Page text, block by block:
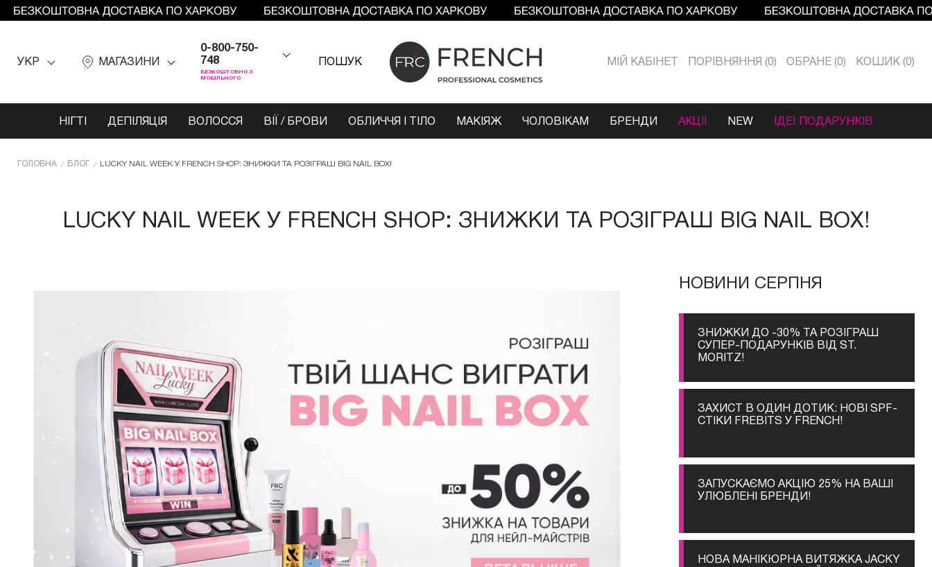
УКР МАГАЗИНИ
0-800-750-
748
БЕЗКОШТОВНО З
МОБІЛЬНОГО
ПОШУК МIЙ КАБIНЕТ ПОРІВНЯННЯ 0 ОБРАНЕ 0 КОШИК 0
НІГТІ ДЕПІЛЯЦІЯ ВОЛОССЯ ВІЇ / БРОВИ ОБЛИЧЧЯ І ТІЛО МАКІЯЖ ЧОЛОВІКАМ БРЕНДИ АКЦІЇ NEW ІДЕЇ ПОДАРУНКІВ
ГОЛОВНА БЛОГ LUCKY NAIL WEEK У FRENCH SHOP: ЗНИЖКИ ТА РОЗІГРАШ BIG NAIL BOX!
LUCKY NAIL WEEK У FRENCH SHOP: ЗНИЖКИ ТА РОЗІГРАШ BIG NAIL BOX!
НОВИНИ СЕРПНЯ
ЗНИЖКИ ДО -30% ТА РОЗІГРАШ
СУПЕР-ПОДАРУНКІВ ВІД ST.
MORITZ!
ЗАХИСТ В ОДИН ДОТИК: НОВІ SPF-
СТІКИ FREBITS У FRENCH!
ЗАПУСКАЄМО АКЦІЮ 25% НА ВАШІ
УЛЮБЛЕНІ БРЕНДИ!
НОВА МАНІКЮРНА ВИТЯЖКА JACKY